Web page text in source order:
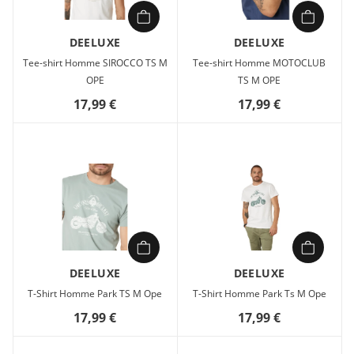
DEELUXE
Tee-shirt Homme SIROCCO TS M
OPE
17,99 €
DEELUXE
Tee-shirt Homme MOTOCLUB
TS M OPE
17,99 €
DEELUXE
T-Shirt Homme Park TS M Ope
17,99 €
DEELUXE
T-Shirt Homme Park Ts M Ope
17,99 €